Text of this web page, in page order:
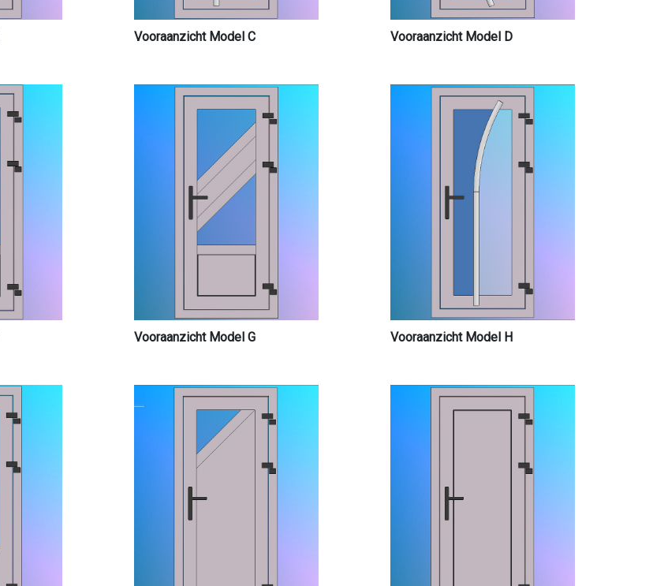
Vooraanzicht Model C Vooraanzicht Model D
Vooraanzicht Model G Vooraanzicht Model H